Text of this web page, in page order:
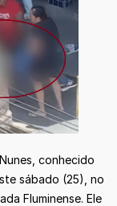
conhecido
sábado (25), no
Fluminense. Ele